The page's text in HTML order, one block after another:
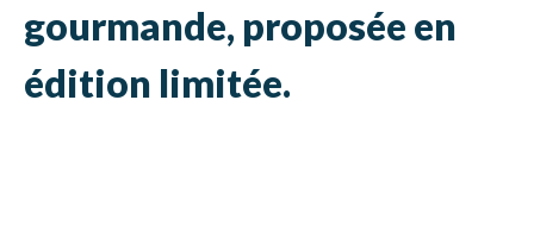
gourmande, proposée en
édition limitée.